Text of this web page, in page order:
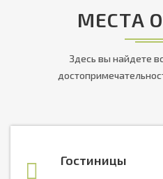
МЕСТА
Здесь вы найдете
Гостиницы